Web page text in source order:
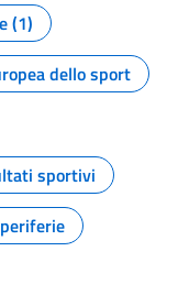
(1)
dello sport
sportivi